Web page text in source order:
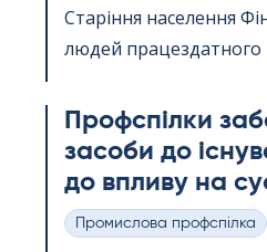
Старіння населення
людей працездатного
Профспілки
засоби до
до впливу на
Категорії
Промислова профспілка